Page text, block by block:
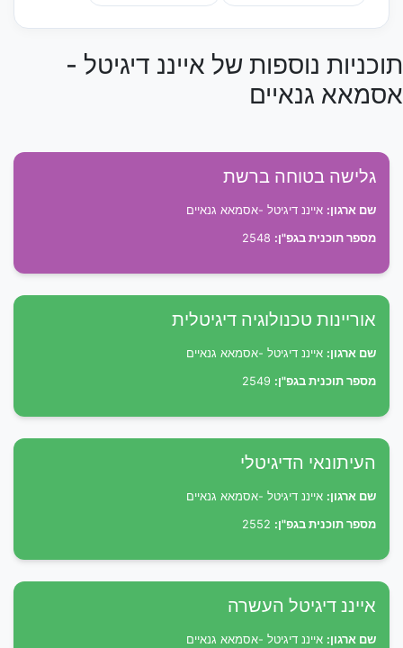
תוכניות נוספות של אייננ דיגיטל -
אסמאא גנאיים
גלישה בטוחה ברשת
שם ארגון: אייננ דיגיטל -אסמאא גנאיים
מספר תוכנית בגפ"ן:
אוריינות טכנולוגיה דיגיטלית
שם ארגון: אייננ דיגיטל -אסמאא גנאיים
מספר תוכנית בגפ"ן:
העיתונאי הדיגיטלי
שם ארגון: אייננ דיגיטל -אסמאא גנאיים
מספר תוכנית בגפ"ן:
אייננ דיגיטל העשרה
שם ארגון: אייננ דיגיטל -אסמאא גנאיים